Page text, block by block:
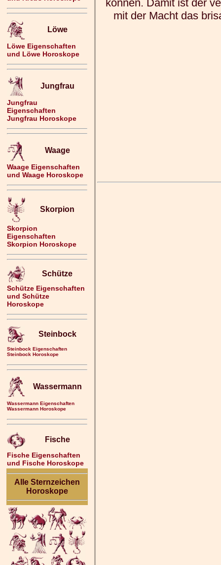
Löwe
Löwe Eigenschaften
und Löwe Horoskope
Jungfrau
Jungfrau
Eigenschaften
Jungfrau Horoskope
Waage
Waage Eigenschaften
und Waage Horoskope
Skorpion
Skorpion
Eigenschaften
Skorpion Horoskope
Schütze
Schütze Eigenschaften
und Schütze
Horoskope
Steinbock
Steinbock Eigenschaften
Steinbock Horoskope
Wassermann
Wassermann Eigenschaften
Wassermann Horoskope
Fische
Fische Eigenschaften
und Fische Horoskope
Alle Sternzeichen
Horoskope
können. Damit ist der
mit der Macht das